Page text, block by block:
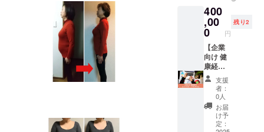
を行い
ます。
・有効
期限：
ご支援
から6ヶ
月以内
に実施
してく
ださ
い。 ・
複数回
開催を
1ヶ月前
までに
ご相談
くださ
い。 ・
内容カ
スタマ
イズを
ご希望
の場合
は、事
前ヒア
リング
感！ そ
んな、
山本お
すすめ
の美容
液サン
プルを
お届け
し、そ
の効果
を最大
限に引
き出す
転した
方もた
くさん
いま
す。
「スタ
ジオ撮
影30
分」
OR「ロ
ケー
ション
フォト
る撮
影。痩
せて理
想の自
分に
なった
ら、写
真を撮
るのも
楽しく
なる！
ダイ
エット
400
,00
0 円
残り2
【企業
向け 健
康経営
6ヶ月サ
ポート
プログ
ラム】
従業員
の健康
支援
者：
0人
お届
け予
定：